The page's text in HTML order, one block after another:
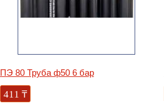
ПЭ 80 Труба ф50 6 бар
411 ₸